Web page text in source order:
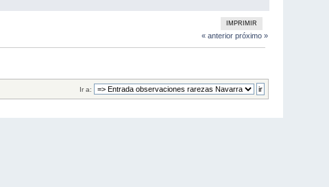
IMPRIMIR
« anterior próximo »
Ir a: